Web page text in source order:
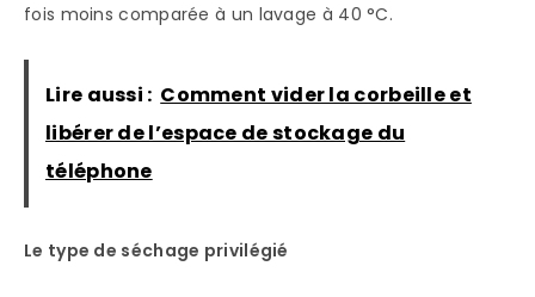
fois moins comparée à un lavage à 40 °C.
Lire aussi : Comment vider la corbeille et
libérer de l’espace de stockage du
téléphone
Le type de séchage privilégié